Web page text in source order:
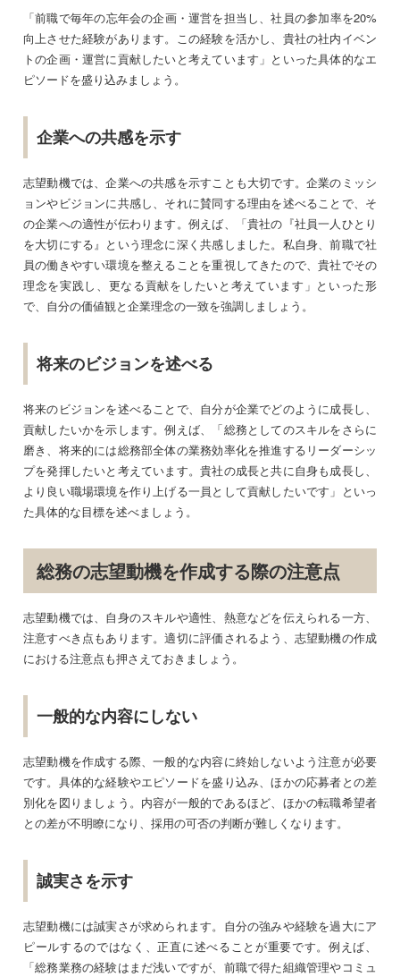
「前職で毎年の忘年会の企画・運営を担当し、社員の参加率を20%
向上させた経験があります。この経験を活かし、貴社の社内イベン
トの企画・運営に貢献したいと考えています」といった具体的なエ
ピソードを盛り込みましょう。
企業への共感を示す
志望動機では、企業への共感を示すことも大切です。企業のミッシ
ョンやビジョンに共感し、それに賛同する理由を述べることで、そ
の企業への適性が伝わります。例えば、「貴社の『社員一人ひとり
を大切にする』という理念に深く共感しました。私自身、前職で社
員の働きやすい環境を整えることを重視してきたので、貴社でその
理念を実践し、更なる貢献をしたいと考えています」といった形
で、自分の価値観と企業理念の一致を強調しましょう。
将来のビジョンを述べる
将来のビジョンを述べることで、自分が企業でどのように成長し、
貢献したいかを示します。例えば、「総務としてのスキルをさらに
磨き、将来的には総務部全体の業務効率化を推進するリーダーシッ
プを発揮したいと考えています。貴社の成長と共に自身も成長し、
より良い職場環境を作り上げる一員として貢献したいです」といっ
た具体的な目標を述べましょう。
総務の志望動機を作成する際の注意点
志望動機では、自身のスキルや適性、熱意などを伝えられる一方、
注意すべき点もあります。適切に評価されるよう、志望動機の作成
における注意点も押さえておきましょう。
一般的な内容にしない
志望動機を作成する際、一般的な内容に終始しないよう注意が必要
です。具体的な経験やエピソードを盛り込み、ほかの応募者との差
別化を図りましょう。内容が一般的であるほど、ほかの転職希望者
との差が不明瞭になり、採用の可否の判断が難しくなります。
誠実さを示す
志望動機には誠実さが求められます。自分の強みや経験を過大にア
ピールするのではなく、正直に述べることが重要です。例えば、
「総務業務の経験はまだ浅いですが、前職で得た組織管理やコミュ